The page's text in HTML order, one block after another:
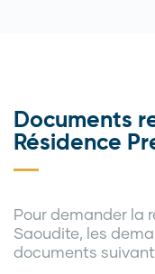
Documents
Résidence
Pour demander la
Saoudite, les
documents